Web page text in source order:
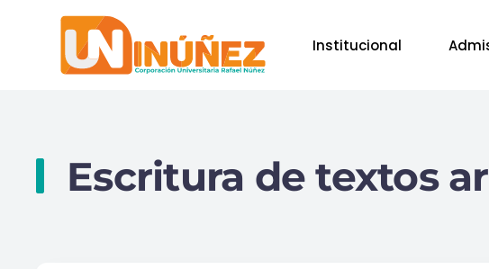
Skip to main content Institucional
Escritura de textos